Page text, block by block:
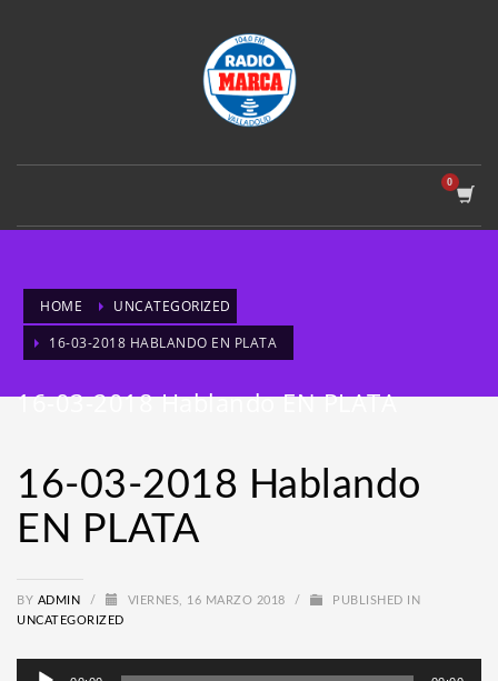
HOME
UNCATEGORIZED
16-03-2018 HABLANDO EN PLATA
16-03-2018 Hablando EN PLATA
16-03-2018 Hablando
EN PLATA
BY ADMIN / VIERNES, 16 MARZO 2018 /
PUBLISHED IN
UNCATEGORIZED
Reproductor